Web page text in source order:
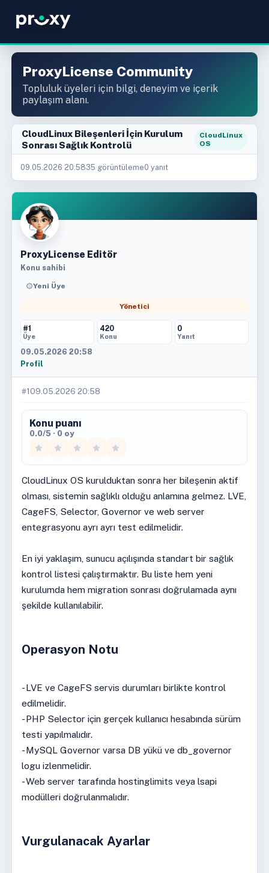
ProxyLicense Community
Topluluk üyeleri için bilgi, deneyim ve içerik
paylaşım alanı.
CloudLinux Bileşenleri İçin Kurulum
Sonrası Sağlık Kontrolü
CloudLinux
OS
09.05.2026 20:5835 görüntüleme0 yanıt
ProxyLicense Editör
Konu sahibi
Yeni Üye
Yönetici
#1
Üye
420
Konu
0
Yanıt
09.05.2026 20:58
Profil
#1 09.05.2026 20:58
Konu puanı
0.0/5 · 0 oy
CloudLinux OS kurulduktan sonra her bileşenin aktif
olması, sistemin sağlıklı olduğu anlamına gelmez. LVE,
CageFS, Selector, Governor ve web server
entegrasyonu ayrı ayrı test edilmelidir.
En iyi yaklaşım, sunucu açılışında standart bir sağlık
kontrol listesi çalıştırmaktır. Bu liste hem yeni
kurulumda hem migration sonrası doğrulamada aynı
şekilde kullanılabilir.
Operasyon Notu
- LVE ve CageFS servis durumları birlikte kontrol
edilmelidir.
- PHP Selector için gerçek kullanıcı hesabında sürüm
testi yapılmalıdır.
- MySQL Governor varsa DB yükü ve db_governor
logu izlenmelidir.
- Web server tarafında hostinglimits veya lsapi
modülleri doğrulanmalıdır.
Vurgulanacak Ayarlar